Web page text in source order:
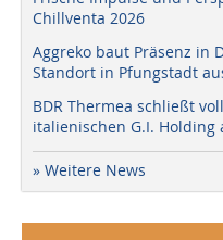
Chillventa 2026
Aggreko baut Präsenz in
Standort in Pfungstadt
BDR Thermea schließt
italienischen G.I. Holding
» Weitere News